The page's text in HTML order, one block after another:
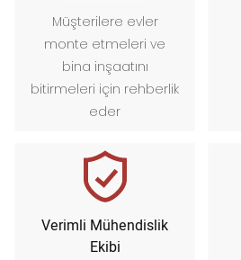
Müşterilere evler
monte etmeleri ve
bina inşaatını
bitirmeleri için rehberlik
eder
Verimli Mühendislik
Ekibi